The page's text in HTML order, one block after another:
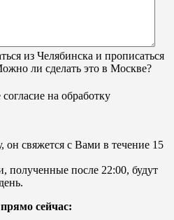
из Челябинска и прописаться
ли сделать это в Москве?
на обработку
свяжется с Вами в течение 15
полученные после 22:00, будут
сейчас: